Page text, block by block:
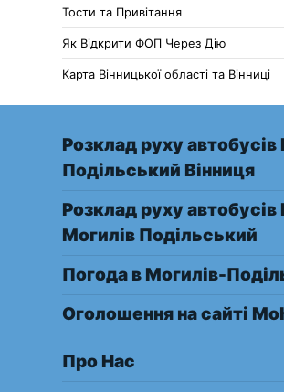
Тости та Привітання
Як Відкрити ФОП Через Дію
Карта Вінницької області та Вінниці
Розклад руху автобусів
Подільський Вінниця
Розклад руху автобусів
Могилів Подільський
Погода в Могилів-
Оголошення на сайті
Про Нас